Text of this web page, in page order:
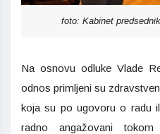
foto: Kabinet
Na osnovu odluke Vlade
odnos primljeni su
koja su po ugovoru o radu
radno angažovani